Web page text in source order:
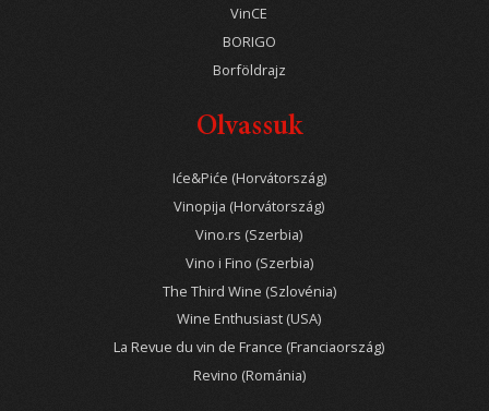
VinCE
BORIGO
Borföldrajz
Olvassuk
Iće&Piće (Horvátország)
Vinopija (Horvátország)
Vino.rs (Szerbia)
Vino i Fino (Szerbia)
The Third Wine (Szlovénia)
Wine Enthusiast (USA)
La Revue du vin de France (Franciaország)
Revino (Románia)